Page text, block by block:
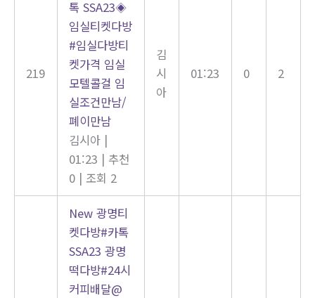
219
톡 SSA23◈
임실티켓다방
#임실다방티
켓가격 임실
모텔콜걸 임
실조건만남/
폐이만남
김시아 |
01:23 | 추천
0 | 조회 2
김
시
아
01:23 0 2
New 광명티
켓다방#카톡
SSA23 광명
떡다방#24시
커피배달@